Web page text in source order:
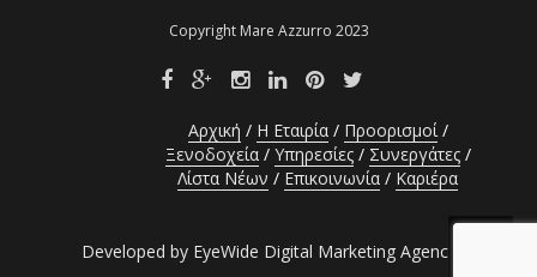
Copyright Mare Azzurro 2023
Αρχική Η Εταιρία
Προορισμοί
Ξενοδοχεία
Υπηρεσίες
Συνεργάτες
Λίστα Νέων
Επικοινωνία Καριέρα
Developed by EyeWide Digital Marketing Agency